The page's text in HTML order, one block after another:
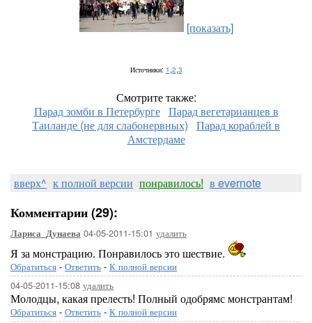
[показать]
Источники: 1,2,3
Смотрите также:
Парад зомби в Петербурге Парад вегетарианцев в
Таиланде (не для слабонервных) Парад кораблей в
Амстердаме
вверх^ к полной версии понравилось! в evernote
Комментарии (29):
Лариса_Дунаева 04-05-2011-15:01 удалить
Я за монстрацию. Понравилось это шествие.
Обратиться - Ответить - К полной версии
04-05-2011-15:08 удалить
Молодцы, какая прелесть! Полный одобрямс монстрантам!
Обратиться - Ответить - К полной версии